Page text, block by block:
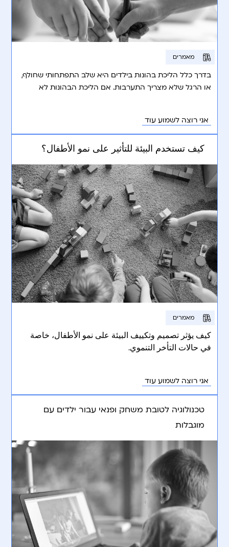
מאמרים
בדרך כלל הליכת בהונות בילדים היא שלב התפתחותי שחולף,
או הרגל שלא מצריך התערבות. אם הליכת הבהונות לא
אני רוצה לשמוע עוד
كيف تستخدم البيئة للتأثير على نمو الأطفال؟
מאמרים
كيف يؤثر تصميم وتكييف البيئة على نمو الأطفال، خاصة
في حالات التأخر التنموي.
אני רוצה לשמוע עוד
טכנולוגיה לטובת משחק ופנאי עבור ילדים עם
מוגבלות